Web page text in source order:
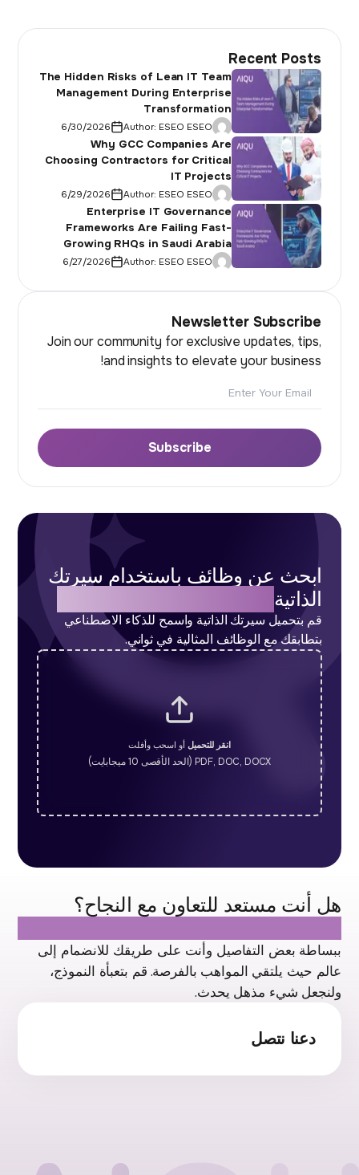
Recent Posts
The Hidden Risks of Lean IT Team
Management During Enterprise
Transformation
Author: ESEO ESEO
6/30/2026
Why GCC Companies Are
Choosing Contractors for Critical
IT Projects
Author: ESEO ESEO
6/29/2026
Enterprise IT Governance
Frameworks Are Failing Fast-
Growing RHQs in Saudi Arabia
Author: ESEO ESEO
6/27/2026
Newsletter Subscribe
Join our community for exclusive updates, tips,
and insights to elevate your business!
Subscribe
ابحث عن وظائف باستخدام سيرتك
الذاتية
قم بتحميل سيرتك الذاتية واسمح للذكاء الاصطناعي
بتطابقك مع الوظائف المثالية في ثواني.
انقر للتحميل أو اسحب وأفلت
PDF, DOC, DOCX (الحد الأقصى 10 ميجابايت)
هل أنت مستعد للتعاون مع النجاح؟
ببساطة بعض التفاصيل وأنت على طريقك للانضمام إلى
عالم حيث يلتقي المواهب بالفرصة. قم بتعبأة النموذج،
ولنجعل شيء مذهل يحدث.
دعنا نتصل